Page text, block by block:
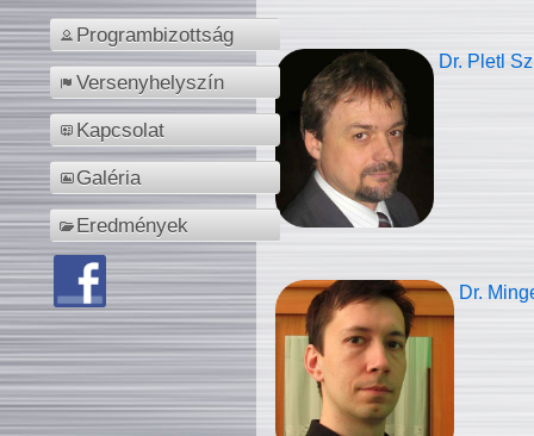
Programbizottság
Versenyhelyszín
Kapcsolat
Galéria
Eredmények
Dr. Pletl
Dr.